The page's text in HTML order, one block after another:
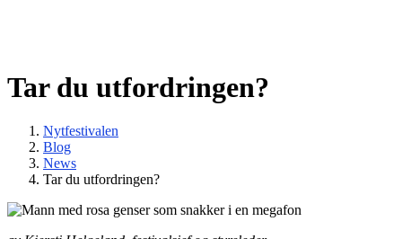
Tar du utfordringen?
Nytfestivalen
Blog
News
Tar du utfordringen?